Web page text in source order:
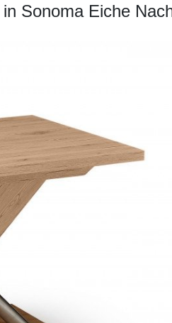
Sonoma Eiche